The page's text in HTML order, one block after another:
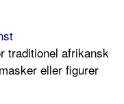
traditionel afrikansk
eller figurer